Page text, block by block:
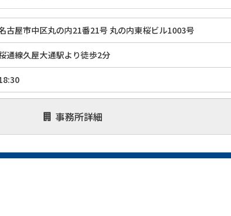
古屋市中区丸の内21番21号 丸の内東桜ビル1003号
通線久屋大通駅より徒歩2分
事務所詳細